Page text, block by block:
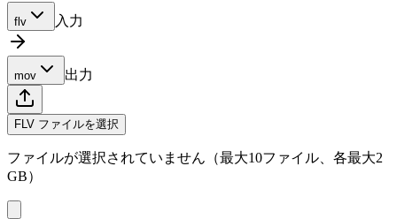
flv 入力
mov 出力
FLV ファイルを選択
ファイルが選択されていません（最大10ファイル、各最大2
GB）